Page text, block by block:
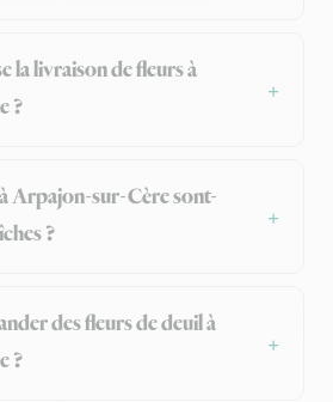
la livraison de fleurs à
?
Arpajon-sur-Cère sont-
?
des fleurs de deuil à
?